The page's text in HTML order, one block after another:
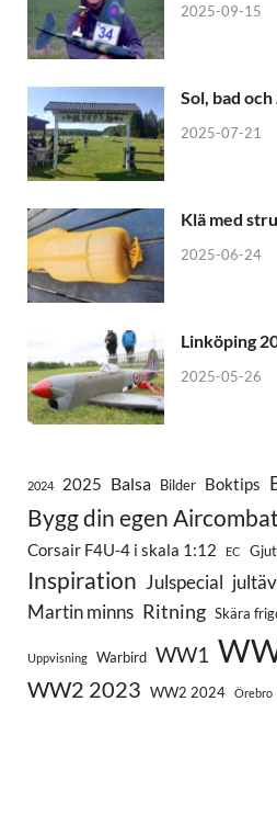
2025-09-15
Sol, bad
2025-07-21
Klä med
2025-06-24
Linköping
2025-05-26
2024 2025 Balsa Bilder Boktips
Bygg din egen
Corsair F4U-4 i skala 1:12 EC
Inspiration Julspecial
Martin minns Ritning Skära
Uppvisning Warbird WW1
WW2 2023 WW2 2024 Örebro